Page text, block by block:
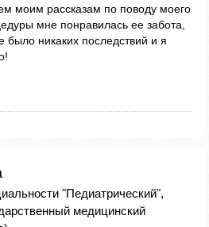
моим рассказам по поводу моего
мне понравилась ее забота,
было никаких последствий и я
"Педиатрический",
медицинский